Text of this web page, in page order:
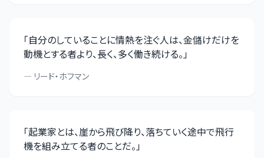
「自分のしていることに情熱を注ぐ人は、金儲けだけを
動機とする者より、長く、多く働き続ける。」
— リード・ホフマン
「起業家とは、崖から飛び降り、落ちていく途中で飛行
機を組み立てる者のことだ。」